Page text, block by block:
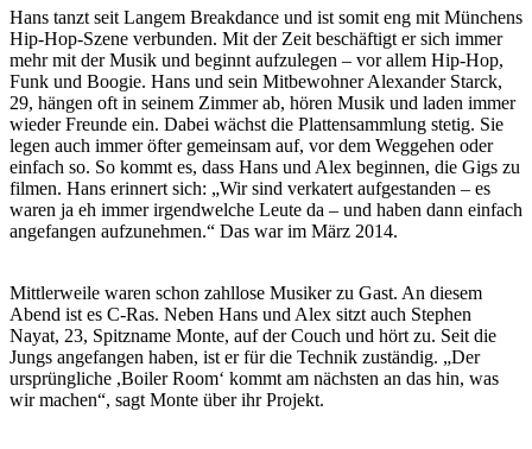
Hans tanzt seit Langem Breakdance und ist somit eng mit Münchens
Hip-Hop-Szene verbunden. Mit der Zeit beschäftigt er sich immer
mehr mit der Musik und beginnt aufzulegen – vor allem Hip-Hop,
Funk und Boogie. Hans und sein Mitbewohner Alexander Starck,
29, hängen oft in seinem Zimmer ab, hören Musik und laden immer
wieder Freunde ein. Dabei wächst die Plattensammlung stetig. Sie
legen auch immer öfter gemeinsam auf, vor dem Weggehen oder
einfach so. So kommt es, dass Hans und Alex beginnen, die Gigs zu
filmen. Hans erinnert sich: „Wir sind verkatert aufgestanden – es
waren ja eh immer irgendwelche Leute da – und haben dann einfach
angefangen aufzunehmen.“ Das war im März 2014.
Mittlerweile waren schon zahllose Musiker zu Gast. An diesem
Abend ist es C-Ras. Neben Hans und Alex sitzt auch Stephen
Nayat, 23, Spitzname Monte, auf der Couch und hört zu. Seit die
Jungs angefangen haben, ist er für die Technik zuständig. „Der
ursprüngliche ,Boiler Room‘ kommt am nächsten an das hin, was
wir machen“, sagt Monte über ihr Projekt.